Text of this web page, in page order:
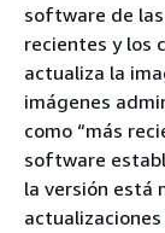
software de
recientes y los
actualiza la
imágenes
como “más
software
la versión está